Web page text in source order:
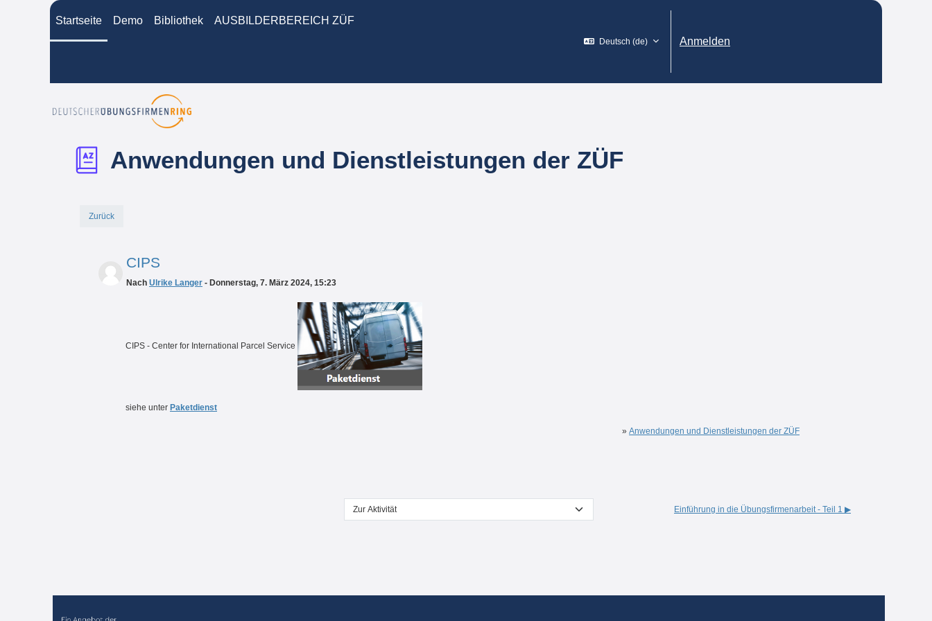
Zum Hauptinhalt
Startseite Demo Bibliothek AUSBILDERBEREICH ZÜF
Deutsch ‎(de)‎ Anmelden
Anwendungen und Dienstleistungen der ZÜF
Zurück
CIPS
Nach Ulrike Langer - Donnerstag, 7. März 2024, 15:23
CIPS - Center for International Parcel Service
siehe unter Paketdienst
» Anwendungen und Dienstleistungen der ZÜF
Zur Aktivität
Einführung in die Übungsfirmenarbeit - Teil 1 ▶︎